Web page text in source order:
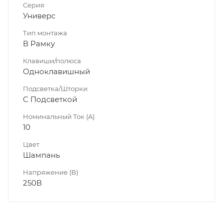
Серия
Универс
Тип монтажа
В Рамку
Клавиши/полюса
Одноклавишный
Подсветка/Шторки
С Подсветкой
Номинальный Ток (A)
10
Цвет
Шампань
Напряжение (В)
250В